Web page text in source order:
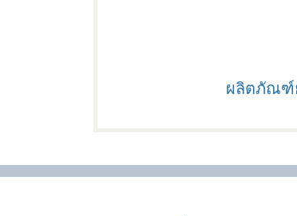
ผลิตภัณฑ์